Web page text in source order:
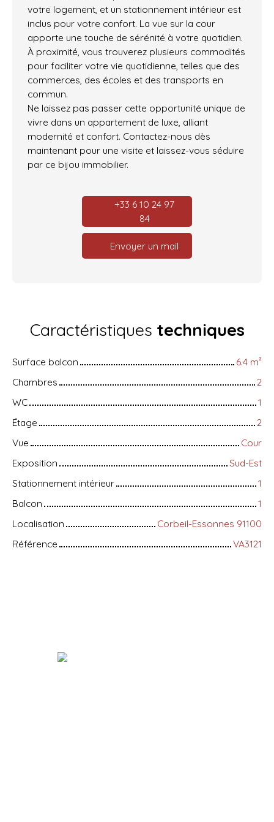
votre logement, et un stationnement intérieur est
inclus pour votre confort. La vue sur la cour
apporte une touche de sérénité à votre quotidien.
À proximité, vous trouverez plusieurs commodités
pour faciliter votre vie quotidienne, telles que des
commerces, des écoles et des transports en
commun.
Ne laissez pas passer cette opportunité unique de
vivre dans un appartement de luxe, alliant
modernité et confort. Contactez-nous dès
maintenant pour une visite et laissez-vous séduire
par ce bijou immobilier.
+33 6 10 24 97
84
Envoyer un mail
Caractéristiques techniques
Surface balcon 6.4 m²
Chambres
2
WC
1
Étage
2
Vue
Cour
Exposition
Sud-Est
Stationnement intérieur
1
Balcon
1
Localisation
Corbeil-Essonnes 91100
Référence
VA3121